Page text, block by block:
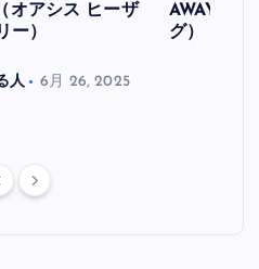
オアシス ヒーザ
ー）
人 6月 26, 2025
AWAY」
グ）